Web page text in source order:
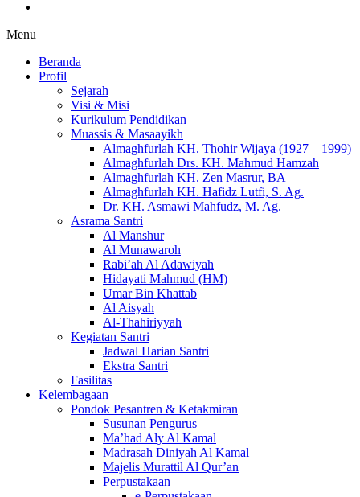
Menu
Beranda
Profil
Sejarah
Visi & Misi
Kurikulum Pendidikan
Muassis & Masaayikh
Almaghfurlah KH. Thohir Wijaya (1927 – 1999)
Almaghfurlah Drs. KH. Mahmud Hamzah
Almaghfurlah KH. Zen Masrur, BA
Almaghfurlah KH. Hafidz Lutfi, S. Ag.
Dr. KH. Asmawi Mahfudz, M. Ag.
Asrama Santri
Al Manshur
Al Munawaroh
Rabi’ah Al Adawiyah
Hidayati Mahmud (HM)
Umar Bin Khattab
Al Aisyah
Al-Thahiriyyah
Kegiatan Santri
Jadwal Harian Santri
Ekstra Santri
Fasilitas
Kelembagaan
Pondok Pesantren & Ketakmiran
Susunan Pengurus
Ma’had Aly Al Kamal
Madrasah Diniyah Al Kamal
Majelis Murattil Al Qur’an
Perpustakaan